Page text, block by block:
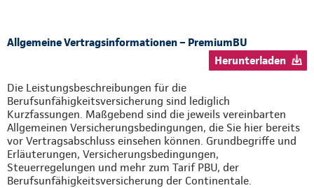
Allgemeine Vertragsinformationen – PremiumBU
Herunterladen
Die Leistungsbeschreibungen für die
Berufsunfähigkeitsversicherung sind lediglich
Kurzfassungen. Maßgebend sind die jeweils vereinbarten
Allgemeinen Versicherungsbedingungen, die Sie hier bereits
vor Vertragsabschluss einsehen können. Grundbegriffe und
Erläuterungen, Versicherungsbedingungen,
Steuerregelungen und mehr zum Tarif PBU, der
Berufsunfähigkeitsversicherung der Continentale.